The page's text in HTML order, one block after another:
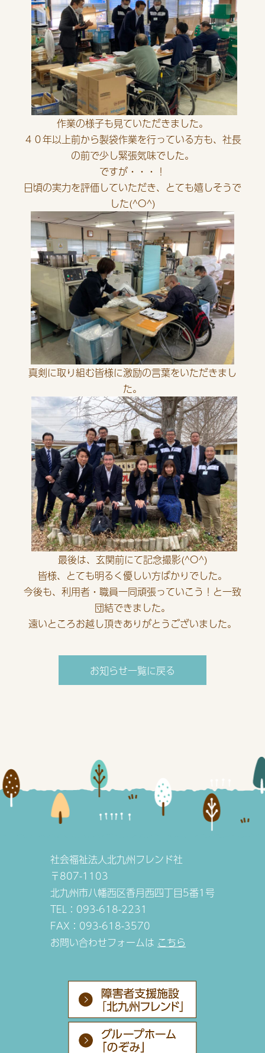
作業の様子も見ていただきました。
４０年以上前から製袋作業を行っている方も、社長
の前で少し緊張気味でした。
ですが・・・！
日頃の実力を評価していただき、とても嬉しそうで
した(^O^)
真剣に取り組む皆様に激励の言葉をいただきまし
た。
最後は、玄関前にて記念撮影(^O^)
皆様、とても明るく優しい方ばかりでした。
今後も、利用者・職員一同頑張っていこう！と一致
団結できました。
遠いところお越し頂きありがとうございました。
お知らせ一覧に戻る
社会福祉法人北九州フレンド社
〒807-1103
北九州市八幡西区香月西四丁目5番1号
TEL：093-618-2231
FAX：093-618-3570
お問い合わせフォームは こちら